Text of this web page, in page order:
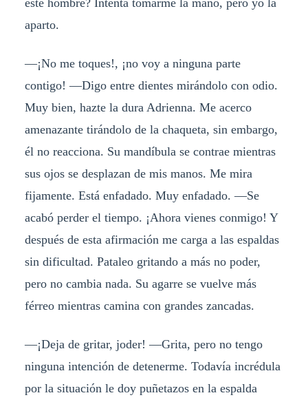
aparto.
—¡No me toques!, ¡no voy a ninguna parte
contigo! —Digo entre dientes mirándolo con odio.
Muy bien, hazte la dura Adrienna. Me acerco
amenazante tirándolo de la chaqueta, sin embargo,
él no reacciona. Su mandíbula se contrae mientras
sus ojos se desplazan de mis manos. Me mira
fijamente. Está enfadado. Muy enfadado. —Se
acabó perder el tiempo. ¡Ahora vienes conmigo! Y
después de esta afirmación me carga a las espaldas
sin dificultad. Pataleo gritando a más no poder,
pero no cambia nada. Su agarre se vuelve más
férreo mientras camina con grandes zancadas.
—¡Deja de gritar, joder! —Grita, pero no tengo
ninguna intención de detenerme. Todavía incrédula
por la situación le doy puñetazos en la espalda